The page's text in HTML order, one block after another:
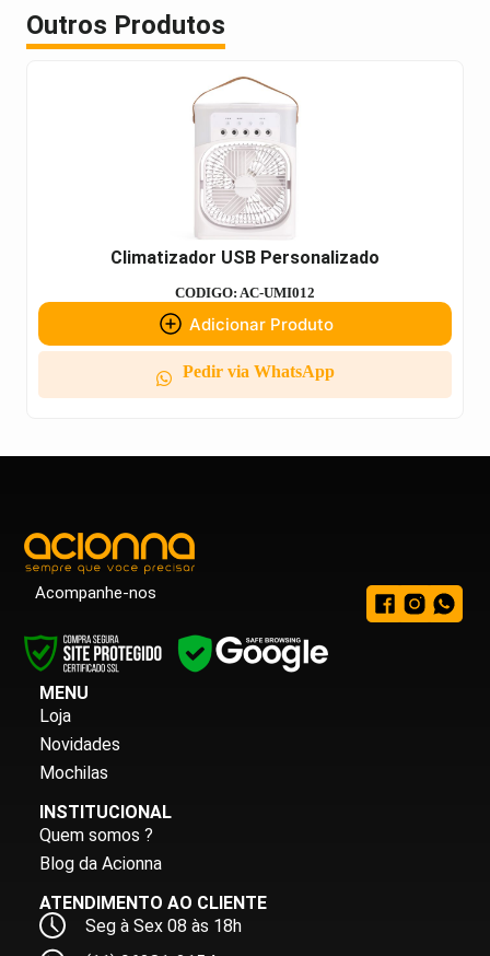
Outros Produtos
Climatizador USB Personalizado
CODIGO: AC-UMI012
Adicionar Produto
Pedir via WhatsApp
Acompanhe-nos
MENU
Loja
Novidades
Mochilas
INSTITUCIONAL
Quem somos ?
Blog da Acionna
ATENDIMENTO AO CLIENTE
Seg à Sex 08 às 18h